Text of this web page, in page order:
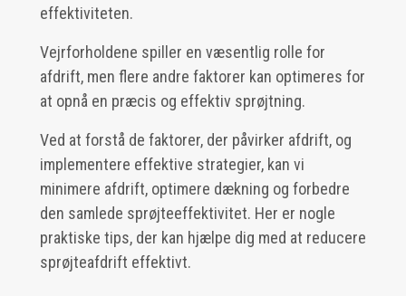
effektiviteten.
Vejrforholdene spiller en væsentlig rolle for
afdrift, men flere andre faktorer kan optimeres for
at opnå en præcis og effektiv sprøjtning.
Ved at forstå de faktorer, der påvirker afdrift, og
implementere effektive strategier, kan vi
minimere afdrift, optimere dækning og forbedre
den samlede sprøjteeffektivitet. Her er nogle
praktiske tips, der kan hjælpe dig med at reducere
sprøjteafdrift effektivt.